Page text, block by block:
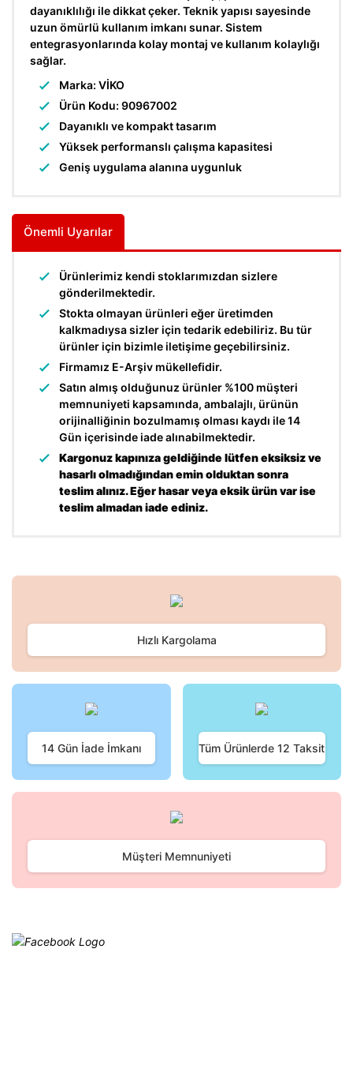
dayanıklılığı ile dikkat çeker. Teknik yapısı sayesinde
uzun ömürlü kullanım imkanı sunar. Sistem
entegrasyonlarında kolay montaj ve kullanım kolaylığı
sağlar.
Marka: VİKO
Ürün Kodu: 90967002
Dayanıklı ve kompakt tasarım
Yüksek performanslı çalışma kapasitesi
Geniş uygulama alanına uygunluk
Önemli Uyarılar
Ürünlerimiz kendi stoklarımızdan sizlere
gönderilmektedir.
Stokta olmayan ürünleri eğer üretimden
kalkmadıysa sizler için tedarik edebiliriz. Bu tür
ürünler için bizimle iletişime geçebilirsiniz.
Firmamız E-Arşiv mükellefidir.
Satın almış olduğunuz ürünler %100 müşteri
memnuniyeti kapsamında, ambalajlı, ürünün
orijinalliğinin bozulmamış olması kaydı ile 14
Gün içerisinde iade alınabilmektedir.
Kargonuz kapınıza geldiğinde lütfen eksiksiz ve
hasarlı olmadığından emin olduktan sonra
teslim alınız. Eğer hasar veya eksik ürün var ise
teslim almadan iade ediniz.
Bu ürüne ilk yorumu siz yapın!
Yorum Yaz
kullanarak tarafımıza iletebilirsiniz.
Ürün resmi kalitesiz, bozuk veya görüntülenemiyor.
Bu ürüne benzer farklı alternatifler olmalı.
Gönder
Hızlı Kargolama
14 Gün İade İmkanı Tüm Ürünlerde 12 Taksit
Müşteri Memnuniyeti